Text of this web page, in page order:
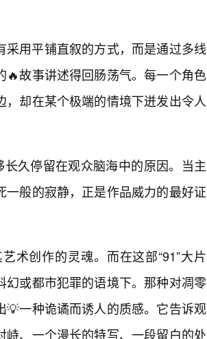
用平铺直叙的方式，而是通过多线
故事讲述得回肠荡气。每一个角色
却在某个极端的情境下迸发出令人
久停留在观众脑海中的原因。当主
般的寂静，正是作品威力的最好证
术创作的灵魂。而在这部“91”大片
或都市犯罪的语境下。那种对凋零
一种诡谲而诱人的质感。它告诉观
、一个漫长的特写、一段留白的处